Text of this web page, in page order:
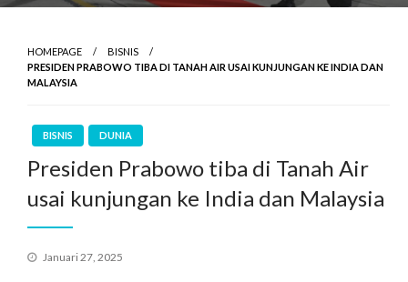
HOMEPAGE
BISNIS
PRESIDEN PRABOWO TIBA DI TANAH AIR USAI KUNJUNGAN KE INDIA DAN
MALAYSIA
BISNIS DUNIA
Presiden Prabowo tiba di Tanah Air
usai kunjungan ke India dan Malaysia
Posted
Januari 27, 2025